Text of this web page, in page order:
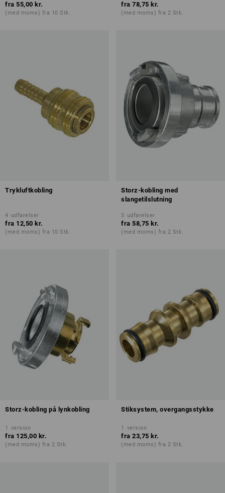
fra 55,00 kr.
(med moms) fra 10 Stk.
fra 78,75 kr.
(med moms) fra 2 Stk.
Trykluftkobling
4 udførelser
fra 12,50 kr.
(med moms) fra 10 Stk.
Storz-kobling med
slangetilslutning
3 udførelser
fra 58,75 kr.
(med moms) fra 2 Stk.
Storz-kobling på lynkobling
1 version
fra 125,00 kr.
(med moms) fra 2 Stk.
Stiksystem, overgangsstykke
1 version
fra 23,75 kr.
(med moms) fra 2 Stk.